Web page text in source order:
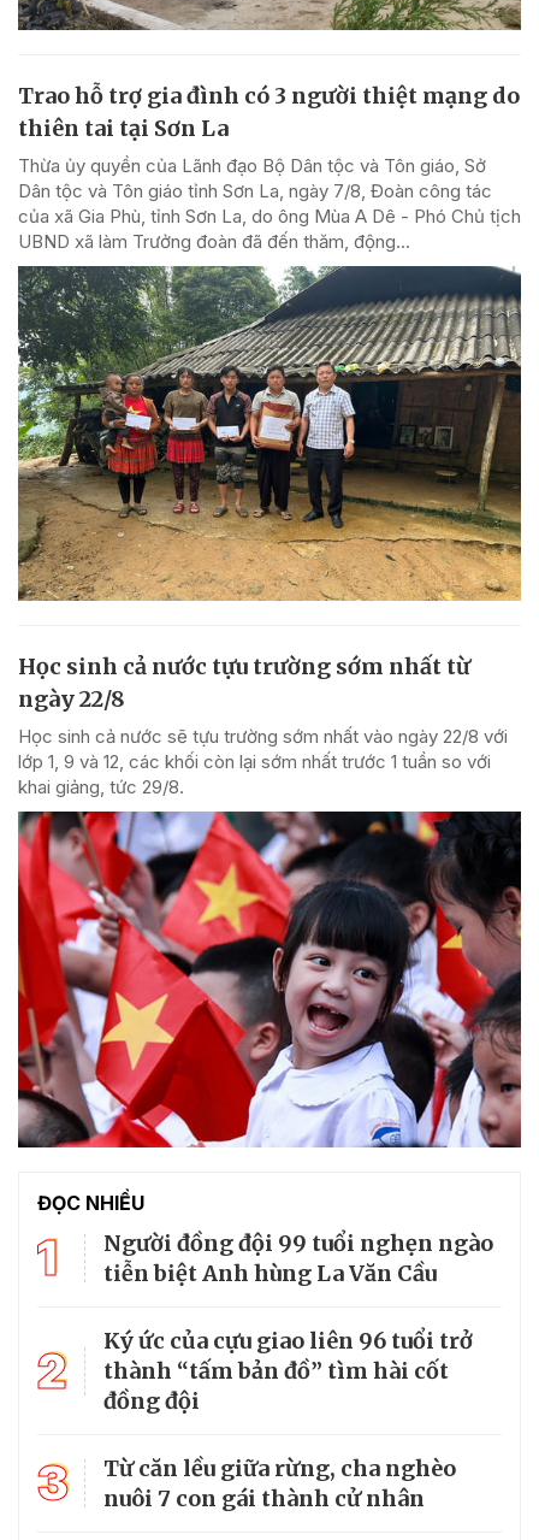
Trao hỗ trợ gia đình có 3 người thiệt mạng do
thiên tai tại Sơn La
Thừa ủy quyền của Lãnh đạo Bộ Dân tộc và Tôn giáo, Sở
Dân tộc và Tôn giáo tỉnh Sơn La, ngày 7/8, Đoàn công tác
của xã Gia Phù, tỉnh Sơn La, do ông Mùa A Dê - Phó Chủ tịch
UBND xã làm Trưởng đoàn đã đến thăm, động...
Học sinh cả nước tựu trường sớm nhất từ
ngày 22/8
Học sinh cả nước sẽ tựu trường sớm nhất vào ngày 22/8 với
lớp 1, 9 và 12, các khối còn lại sớm nhất trước 1 tuần so với
khai giảng, tức 29/8.
ĐỌC NHIỀU
1
Người đồng đội 99 tuổi nghẹn ngào
tiễn biệt Anh hùng La Văn Cầu
2
Ký ức của cựu giao liên 96 tuổi trở
thành “tấm bản đồ” tìm hài cốt
đồng đội
3
Từ căn lều giữa rừng, cha nghèo
nuôi 7 con gái thành cử nhân